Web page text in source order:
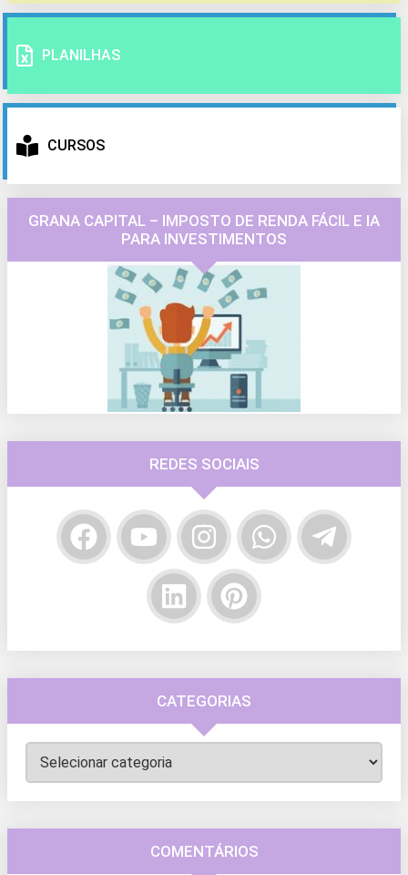
PLANILHAS
CURSOS
GRANA CAPITAL – IMPOSTO DE RENDA FÁCIL E IA
PARA INVESTIMENTOS
REDES SOCIAIS
CATEGORIAS
Categorias
COMENTÁRIOS